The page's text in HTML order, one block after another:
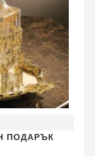
ПОДАРЪК